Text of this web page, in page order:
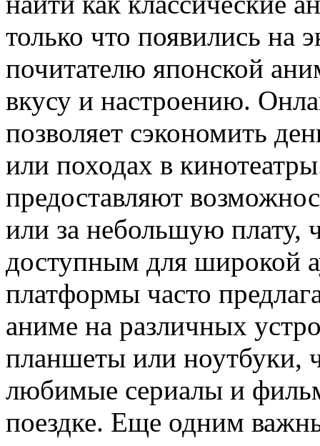
только что появились на
почитателю японской
вкусу и настроению.
позволяет сэкономить
или походах в
предоставляют
или за небольшую плату,
доступным для широкой
платформы часто
аниме на различных
планшеты или ноутбуки,
любимые сериалы и
поездке. Еще одним